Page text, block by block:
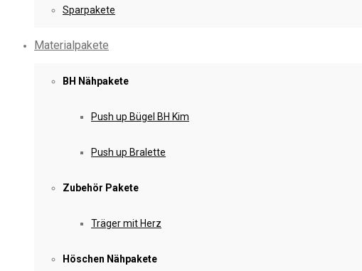
Sparpakete
Materialpakete
BH Nähpakete
Push up Bügel BH Kim
Push up Bralette
Zubehör Pakete
Träger mit Herz
Höschen Nähpakete